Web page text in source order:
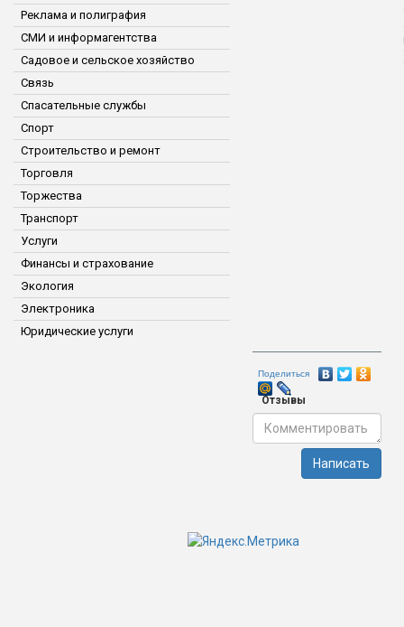
Реклама и полиграфия
СМИ и информагентства
Садовое и сельское хозяйство
Связь
Спасательные службы
Спорт
Строительство и ремонт
Торговля
Торжества
Транспорт
Услуги
Финансы и страхование
Экология
Электроника
Юридические услуги
Поделиться
Отзывы
Написать